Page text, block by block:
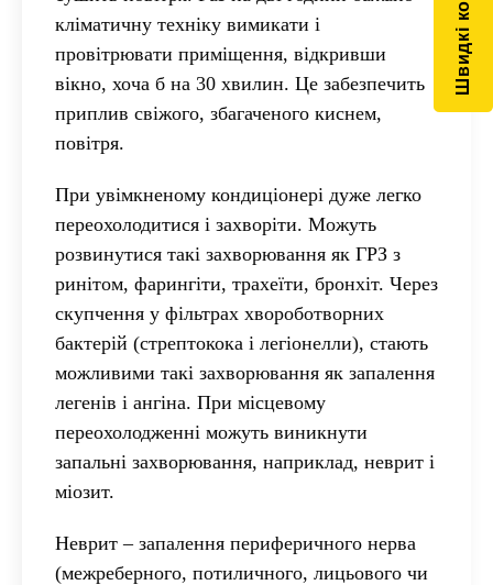
кліматичну техніку вимикати і
провітрювати приміщення, відкривши
вікно, хоча б на 30 хвилин. Це забезпечить
приплив свіжого, збагаченого киснем,
повітря.
При увімкненому кондиціонері дуже легко
переохолодитися і захворіти. Можуть
розвинутися такі захворювання як ГРЗ з
ринітом, фарингіти, трахеїти, бронхіт. Через
скупчення у фільтрах хвороботворних
бактерій (стрептокока і легіонелли), стають
можливими такі захворювання як запалення
легенів і ангіна. При місцевому
переохолодженні можуть виникнути
запальні захворювання, наприклад, неврит і
міозит.
Неврит – запалення периферичного нерва
(межреберного, потиличного, лицьового чи